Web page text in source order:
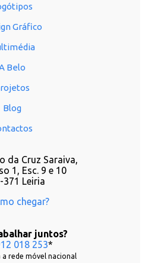
Gráfico
Belo
Blog
da Cruz Saraiva,
1, Esc. 9 e 10
371 Leiria
chegar?
juntos?
018 253*
a rede móvel nacional